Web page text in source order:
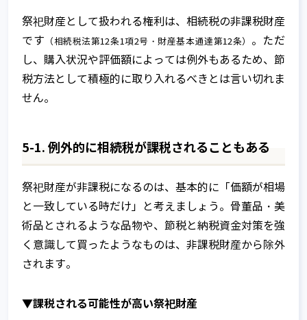
祭祀財産として扱われる権利は、相続税の非課税財産
です （相続税法第12条1項2号・財産基本通達第12条） 。ただ
し、購入状況や評価額によっては例外もあるため、節
税方法として積極的に取り入れるべきとは言い切れま
せん。
5-1. 例外的に相続税が課税されることもある
祭祀財産が非課税になるのは、基本的に「価額が相場
と一致している時だけ」と考えましょう。骨董品・美
術品とされるような品物や、節税と納税資金対策を強
く意識して買ったようなものは、非課税財産から除外
されます。
▼課税される可能性が高い祭祀財産